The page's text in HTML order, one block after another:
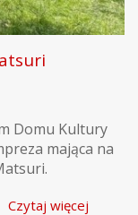
Domu Kultury
mająca na
Czytaj więcej